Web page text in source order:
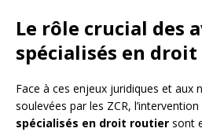
Le rôle crucial des
spécialisés en
Face à ces enjeux juridiques et aux
soulevées par les ZCR, l’intervention
spécialisés en droit routier sont